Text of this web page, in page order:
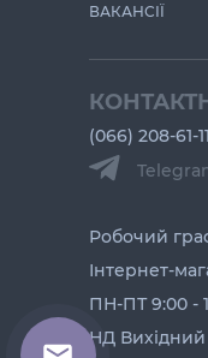
ВАКАНСІЇ
(066) 208-61-11
Робочий
Інтернет-
ПН-ПТ 9:00 -
НД Вихідний